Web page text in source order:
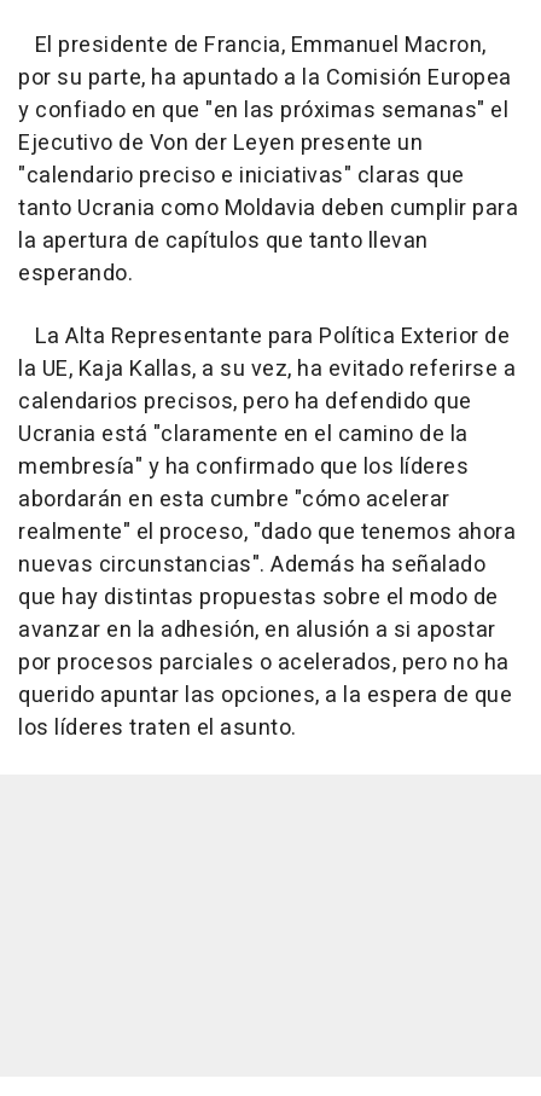
El presidente de Francia, Emmanuel Macron,
por su parte, ha apuntado a la Comisión Europea
y confiado en que "en las próximas semanas" el
Ejecutivo de Von der Leyen presente un
"calendario preciso e iniciativas" claras que
tanto Ucrania como Moldavia deben cumplir para
la apertura de capítulos que tanto llevan
esperando.
La Alta Representante para Política Exterior de
la UE, Kaja Kallas, a su vez, ha evitado referirse a
calendarios precisos, pero ha defendido que
Ucrania está "claramente en el camino de la
membresía" y ha confirmado que los líderes
abordarán en esta cumbre "cómo acelerar
realmente" el proceso, "dado que tenemos ahora
nuevas circunstancias". Además ha señalado
que hay distintas propuestas sobre el modo de
avanzar en la adhesión, en alusión a si apostar
por procesos parciales o acelerados, pero no ha
querido apuntar las opciones, a la espera de que
los líderes traten el asunto.